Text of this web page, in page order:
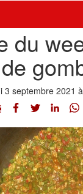
du
3 septembre 2021